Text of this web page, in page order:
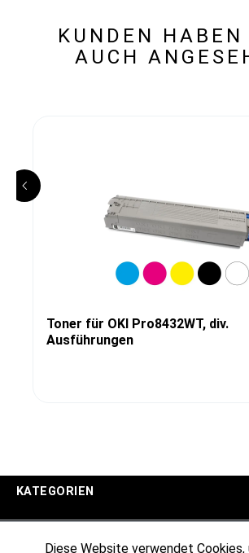
KUNDEN HABEN
AUCH
Toner für OKI Pro8432WT, div.
Ausführungen
KATEGORIEN
Diese Website verwendet Cookies,